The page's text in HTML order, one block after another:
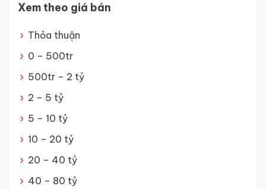
Xem theo giá bán
Thỏa thuận
0 – 500tr
500tr – 2 tỷ
2 – 5 tỷ
5 – 10 tỷ
10 – 20 tỷ
20 – 40 tỷ
40 – 80 tỷ